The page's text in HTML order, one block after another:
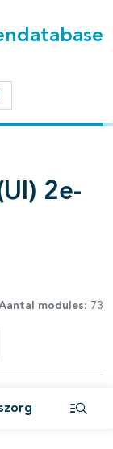
2e-
modules: 73